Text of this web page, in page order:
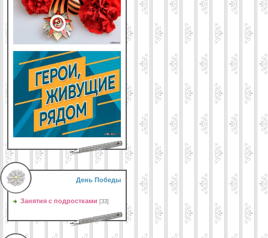
День Победы
Занятия с подростками [33]